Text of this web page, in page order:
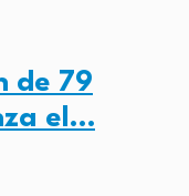
de 79
el…